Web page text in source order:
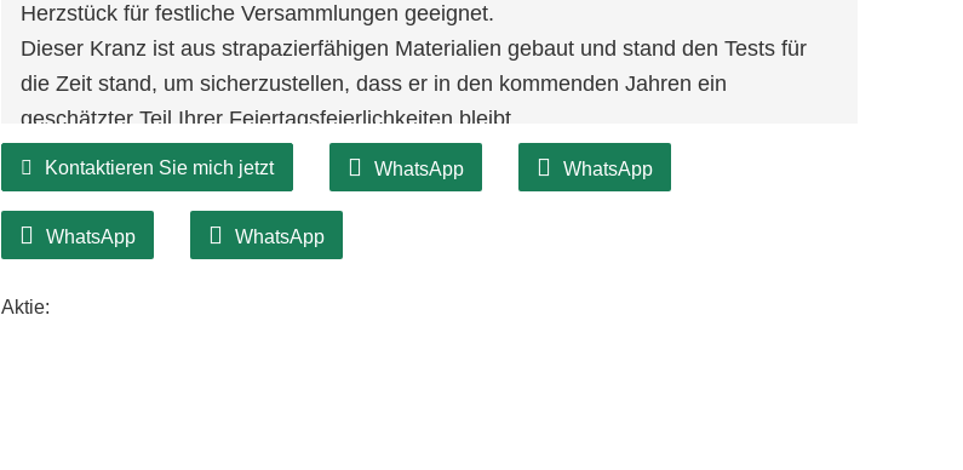
Herzstück für festliche Versammlungen geeignet.
Dieser Kranz ist aus strapazierfähigen Materialien gebaut und stand den Tests für
die Zeit stand, um sicherzustellen, dass er in den kommenden Jahren ein
geschätzter Teil Ihrer Feiertagsfeierlichkeiten bleibt.
Das umweltfreundliche Design fördert nachhaltige Dekorationspraktiken und
ermöglicht es Ihnen, den festlichen Geist verantwortungsbewusst anzunehmen.
Kontaktieren Sie mich jetzt WhatsApp WhatsApp
WhatsApp WhatsApp
Aktie: